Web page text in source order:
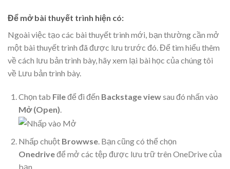
Để mở bài thuyết trình hiện có:
Ngoài việc tạo các bài thuyết trình mới, bạn thường cần mở
một bài thuyết trình đã được lưu trước đó. Để tìm hiểu thêm
về cách lưu bản trình bày, hãy xem lại bài học của chúng tôi
về Lưu bản trình bày.
Chọn tab Fileđể đi đến Backstage viewsau đó nhấn vào
Mở (Open).
Nhấp chuột Browwse. Bạn cũng có thể chọn
Onedriveđể mở các tệp được lưu trữ trên OneDrive của
bạn.